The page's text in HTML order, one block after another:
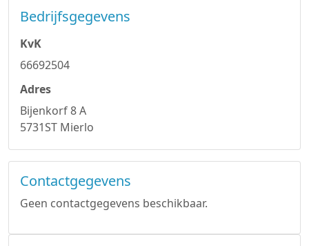
Bedrijfsgegevens
KvK
66692504
Adres
Bijenkorf 8 A
5731ST Mierlo
Contactgegevens
Geen contactgegevens beschikbaar.